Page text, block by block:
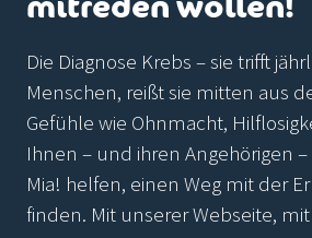
Die Diagnose Krebs – sie trifft
Menschen, reißt sie mitten aus
Gefühle wie Ohnmacht,
Ihnen – und ihren Angehörigen
Mia! helfen, einen Weg mit der
finden. Mit unserer Webseite,